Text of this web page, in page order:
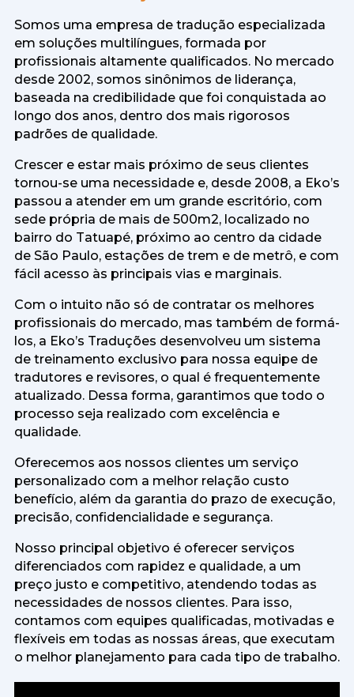
Somos uma empresa de tradução especializada
em soluções multilíngues, formada por
profissionais altamente qualificados. No mercado
desde 2002, somos sinônimos de liderança,
baseada na credibilidade que foi conquistada ao
longo dos anos, dentro dos mais rigorosos
padrões de qualidade.
Crescer e estar mais próximo de seus clientes
tornou-se uma necessidade e, desde 2008, a Eko’s
passou a atender em um grande escritório, com
sede própria de mais de 500m2, localizado no
bairro do Tatuapé, próximo ao centro da cidade
de São Paulo, estações de trem e de metrô, e com
fácil acesso às principais vias e marginais.
Com o intuito não só de contratar os melhores
profissionais do mercado, mas também de formá-
los, a Eko’s Traduções desenvolveu um sistema
de treinamento exclusivo para nossa equipe de
tradutores e revisores, o qual é frequentemente
atualizado. Dessa forma, garantimos que todo o
processo seja realizado com excelência e
qualidade.
Oferecemos aos nossos clientes um serviço
personalizado com a melhor relação custo
benefício, além da garantia do prazo de execução,
precisão, confidencialidade e segurança.
Nosso principal objetivo é oferecer serviços
diferenciados com rapidez e qualidade, a um
preço justo e competitivo, atendendo todas as
necessidades de nossos clientes. Para isso,
contamos com equipes qualificadas, motivadas e
flexíveis em todas as nossas áreas, que executam
o melhor planejamento para cada tipo de trabalho.